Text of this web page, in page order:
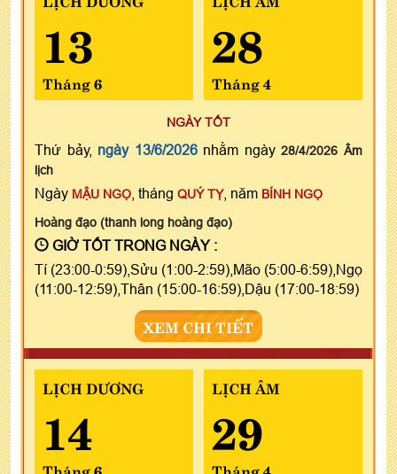
13
Tháng 6
28
Tháng 4
NGÀY TỐT
Thứ bảy, ngày 13/6/2026nhằm ngày28/4/2026 Âm
lịch
Ngày MẬU NGỌ , tháng QUÝ TỴ, năm BÍNH NGỌ
Hoàng đạo (thanh long hoàng đạo)
GIỜ TỐT TRONG NGÀY :
Tí (23:00-0:59),Sửu (1:00-2:59),Mão (5:00-6:59),Ngọ
(11:00-12:59),Thân (15:00-16:59),Dậu (17:00-18:59)
XEM CHI TIẾT
LỊCH DƯƠNG
14
Tháng 6
LỊCH ÂM
29
Tháng 4